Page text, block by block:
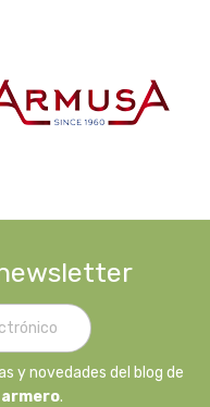
y novedades del blog de
.